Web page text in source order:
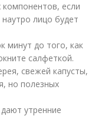
если
лицо будет
минут до того, как
салфеткой.
свежей капусты,
но полезных
утренние